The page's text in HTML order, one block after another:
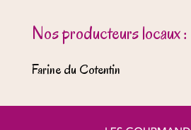
Nos producteurs locaux :
Farine du Cotentin